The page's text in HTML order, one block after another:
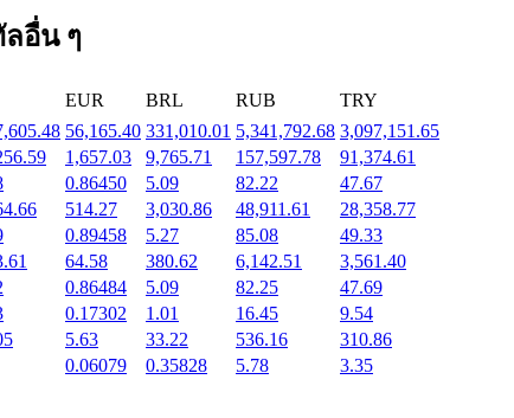
อื่น ๆ
EUR BRL RUB
TRY
56,165.40 331,010.01 5,341,792.68 3,097,151.65
1,657.03 9,765.71 157,597.78
91,374.61
0.86450 5.09 82.22
47.67
514.27 3,030.86 48,911.61
28,358.77
0.89458 5.27 85.08
49.33
64.58 380.62 6,142.51
3,561.40
0.86484 5.09 82.25
47.69
0.17302 1.01 16.45
9.54
5.63 33.22 536.16
310.86
0.06079 0.35828 5.78
3.35